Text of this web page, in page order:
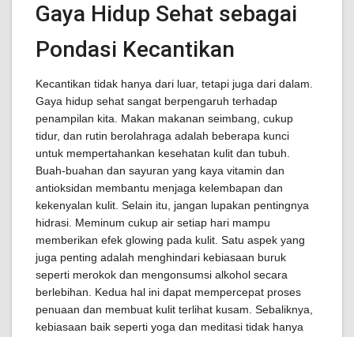
Gaya Hidup Sehat sebagai
Pondasi Kecantikan
Kecantikan tidak hanya dari luar, tetapi juga dari dalam.
Gaya hidup sehat sangat berpengaruh terhadap
penampilan kita. Makan makanan seimbang, cukup
tidur, dan rutin berolahraga adalah beberapa kunci
untuk mempertahankan kesehatan kulit dan tubuh.
Buah-buahan dan sayuran yang kaya vitamin dan
antioksidan membantu menjaga kelembapan dan
kekenyalan kulit. Selain itu, jangan lupakan pentingnya
hidrasi. Meminum cukup air setiap hari mampu
memberikan efek glowing pada kulit. Satu aspek yang
juga penting adalah menghindari kebiasaan buruk
seperti merokok dan mengonsumsi alkohol secara
berlebihan. Kedua hal ini dapat mempercepat proses
penuaan dan membuat kulit terlihat kusam. Sebaliknya,
kebiasaan baik seperti yoga dan meditasi tidak hanya